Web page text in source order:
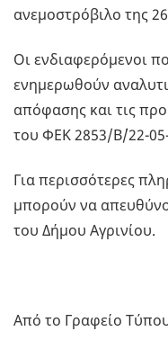
ανεμοστρόβιλο της
Οι ενδιαφερόμενοι
ενημερωθούν
απόφασης και τις
του ΦΕΚ 2853/Β΄/22-
Για περισσότερες
μπορούν να
του Δήμου Αγρινίου.
Από το Γραφείο